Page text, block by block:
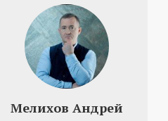
Мелихов Андрей